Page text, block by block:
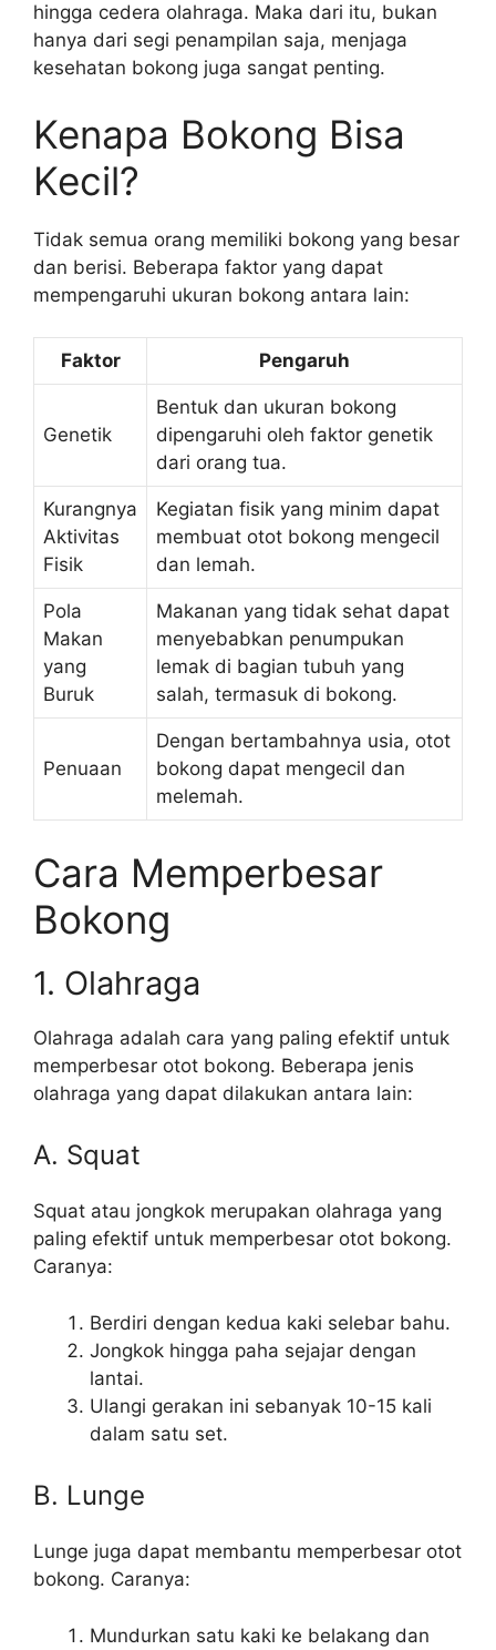
hingga cedera olahraga. Maka dari itu, bukan
hanya dari segi penampilan saja, menjaga
kesehatan bokong juga sangat penting.
Kenapa Bokong Bisa
Kecil?
Tidak semua orang memiliki bokong yang besar
dan berisi. Beberapa faktor yang dapat
mempengaruhi ukuran bokong antara lain:
Faktor Pengaruh
Genetik
Bentuk dan ukuran bokong
dipengaruhi oleh faktor genetik
dari orang tua.
Kurangnya
Aktivitas
Fisik
Kegiatan fisik yang minim dapat
membuat otot bokong mengecil
dan lemah.
Pola
Makan
yang
Buruk
Makanan yang tidak sehat dapat
menyebabkan penumpukan
lemak di bagian tubuh yang
salah, termasuk di bokong.
Penuaan
Dengan bertambahnya usia, otot
bokong dapat mengecil dan
melemah.
Cara Memperbesar
Bokong
1. Olahraga
Olahraga adalah cara yang paling efektif untuk
memperbesar otot bokong. Beberapa jenis
olahraga yang dapat dilakukan antara lain:
A. Squat
Squat atau jongkok merupakan olahraga yang
paling efektif untuk memperbesar otot bokong.
Caranya:
Berdiri dengan kedua kaki selebar bahu.
Jongkok hingga paha sejajar dengan
lantai.
Ulangi gerakan ini sebanyak 10-15 kali
dalam satu set.
B. Lunge
Lunge juga dapat membantu memperbesar otot
bokong. Caranya:
Mundurkan satu kaki ke belakang dan